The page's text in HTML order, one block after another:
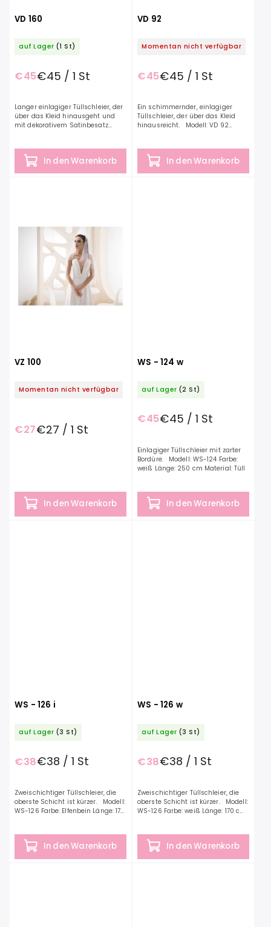
VD 160
auf Lager (1 St)
€45€45 / 1 St
In den Warenkorb
Langer einlagiger Tüllschleier, der
über das Kleid hinausgeht und
mit dekorativem Satinbesatz
Material:...
VD 92
Momentan nicht verfügbar
€45€45 / 1 St
In den Warenkorb
Ein schimmernder, einlagiger
Tüllschleier, der über das Kleid
hinausreicht. Modell: VD 92
VZ 100
Momentan nicht verfügbar
€27€27 / 1 St
In den Warenkorb
WS - 124 w
auf Lager (2 St)
€45€45 / 1 St
In den Warenkorb
Einlagiger Tüllschleier mit zarter
Bordüre. Modell: WS-124 Farbe:
weiß Länge: 250 cm Material: Tüll
WS - 126 i
auf Lager (3 St)
€38€38 / 1 St
In den Warenkorb
Zweischichtiger Tüllschleier, die
oberste Schicht ist kürzer. Modell:
WS-126 Farbe: Elfenbein Länge: 170
WS - 126 w
auf Lager (3 St)
€38€38 / 1 St
In den Warenkorb
Zweischichtiger Tüllschleier, die
oberste Schicht ist kürzer. Modell:
WS-126 Farbe: weiß Länge: 170 cm